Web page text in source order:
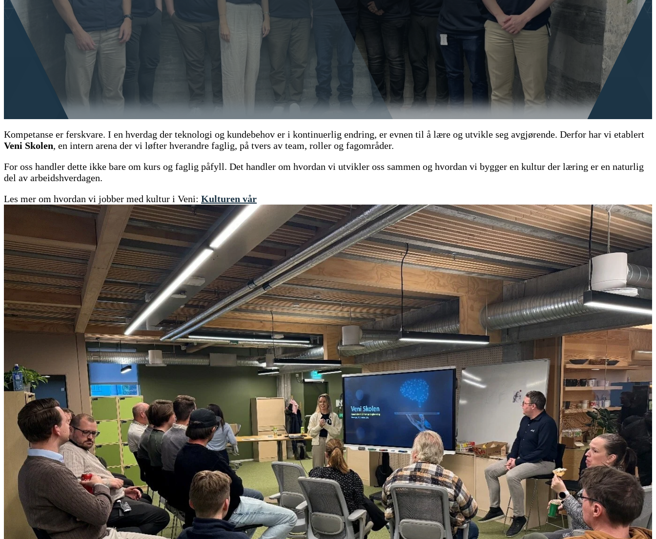
Kompetanse er ferskvare. I en hverdag der teknologi og kundebehov er i kontinuerlig endring, er evnen til å lære og utvikle seg avgjørende. Derfor har vi etablert
Veni Skolen, en intern arena der vi løfter hverandre faglig, på tvers av team, roller og fagområder.
For oss handler dette ikke bare om kurs og faglig påfyll. Det handler om hvordan vi utvikler oss sammen og hvordan vi bygger en kultur der læring er en naturlig
del av arbeidshverdagen.
Les mer om hvordan vi jobber med kultur i Veni: Kulturen vår